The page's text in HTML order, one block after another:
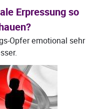
Erpressung so
Opfer emotional sehr